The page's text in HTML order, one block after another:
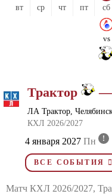
вт ср чт пт сб
vs
Трактор —
ЛА Трактор,
КХЛ 2026/2027
4 января 2027 Пн !
ВСЕ СОБЫТИЯ
Матч КХЛ 2026/2027,